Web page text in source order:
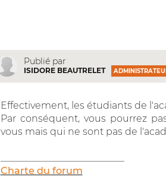
Publié par
ISIDORE BEAUTRELET
Effectivement, les étudiants de
Par conséquent, vous pourrez
vous mais qui ne sont pas de
Charte du forum